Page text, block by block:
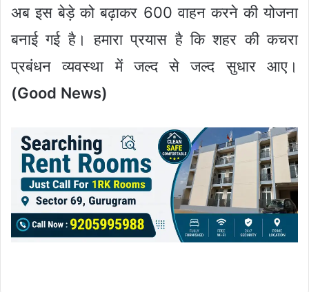
अब इस बेड़े को बढ़ाकर 600 वाहन करने की योजना
बनाई गई है। हमारा प्रयास है कि शहर की कचरा
प्रबंधन व्यवस्था में जल्द से जल्द सुधार आए।
(Good News)